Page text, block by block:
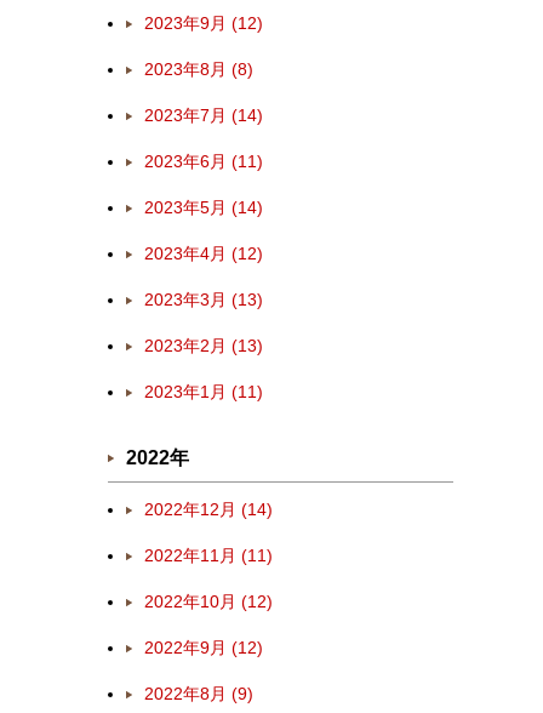
2023年9月 (12)
2023年8月 (8)
2023年7月 (14)
2023年6月 (11)
2023年5月 (14)
2023年4月 (12)
2023年3月 (13)
2023年2月 (13)
2023年1月 (11)
2022年
2022年12月 (14)
2022年11月 (11)
2022年10月 (12)
2022年9月 (12)
2022年8月 (9)